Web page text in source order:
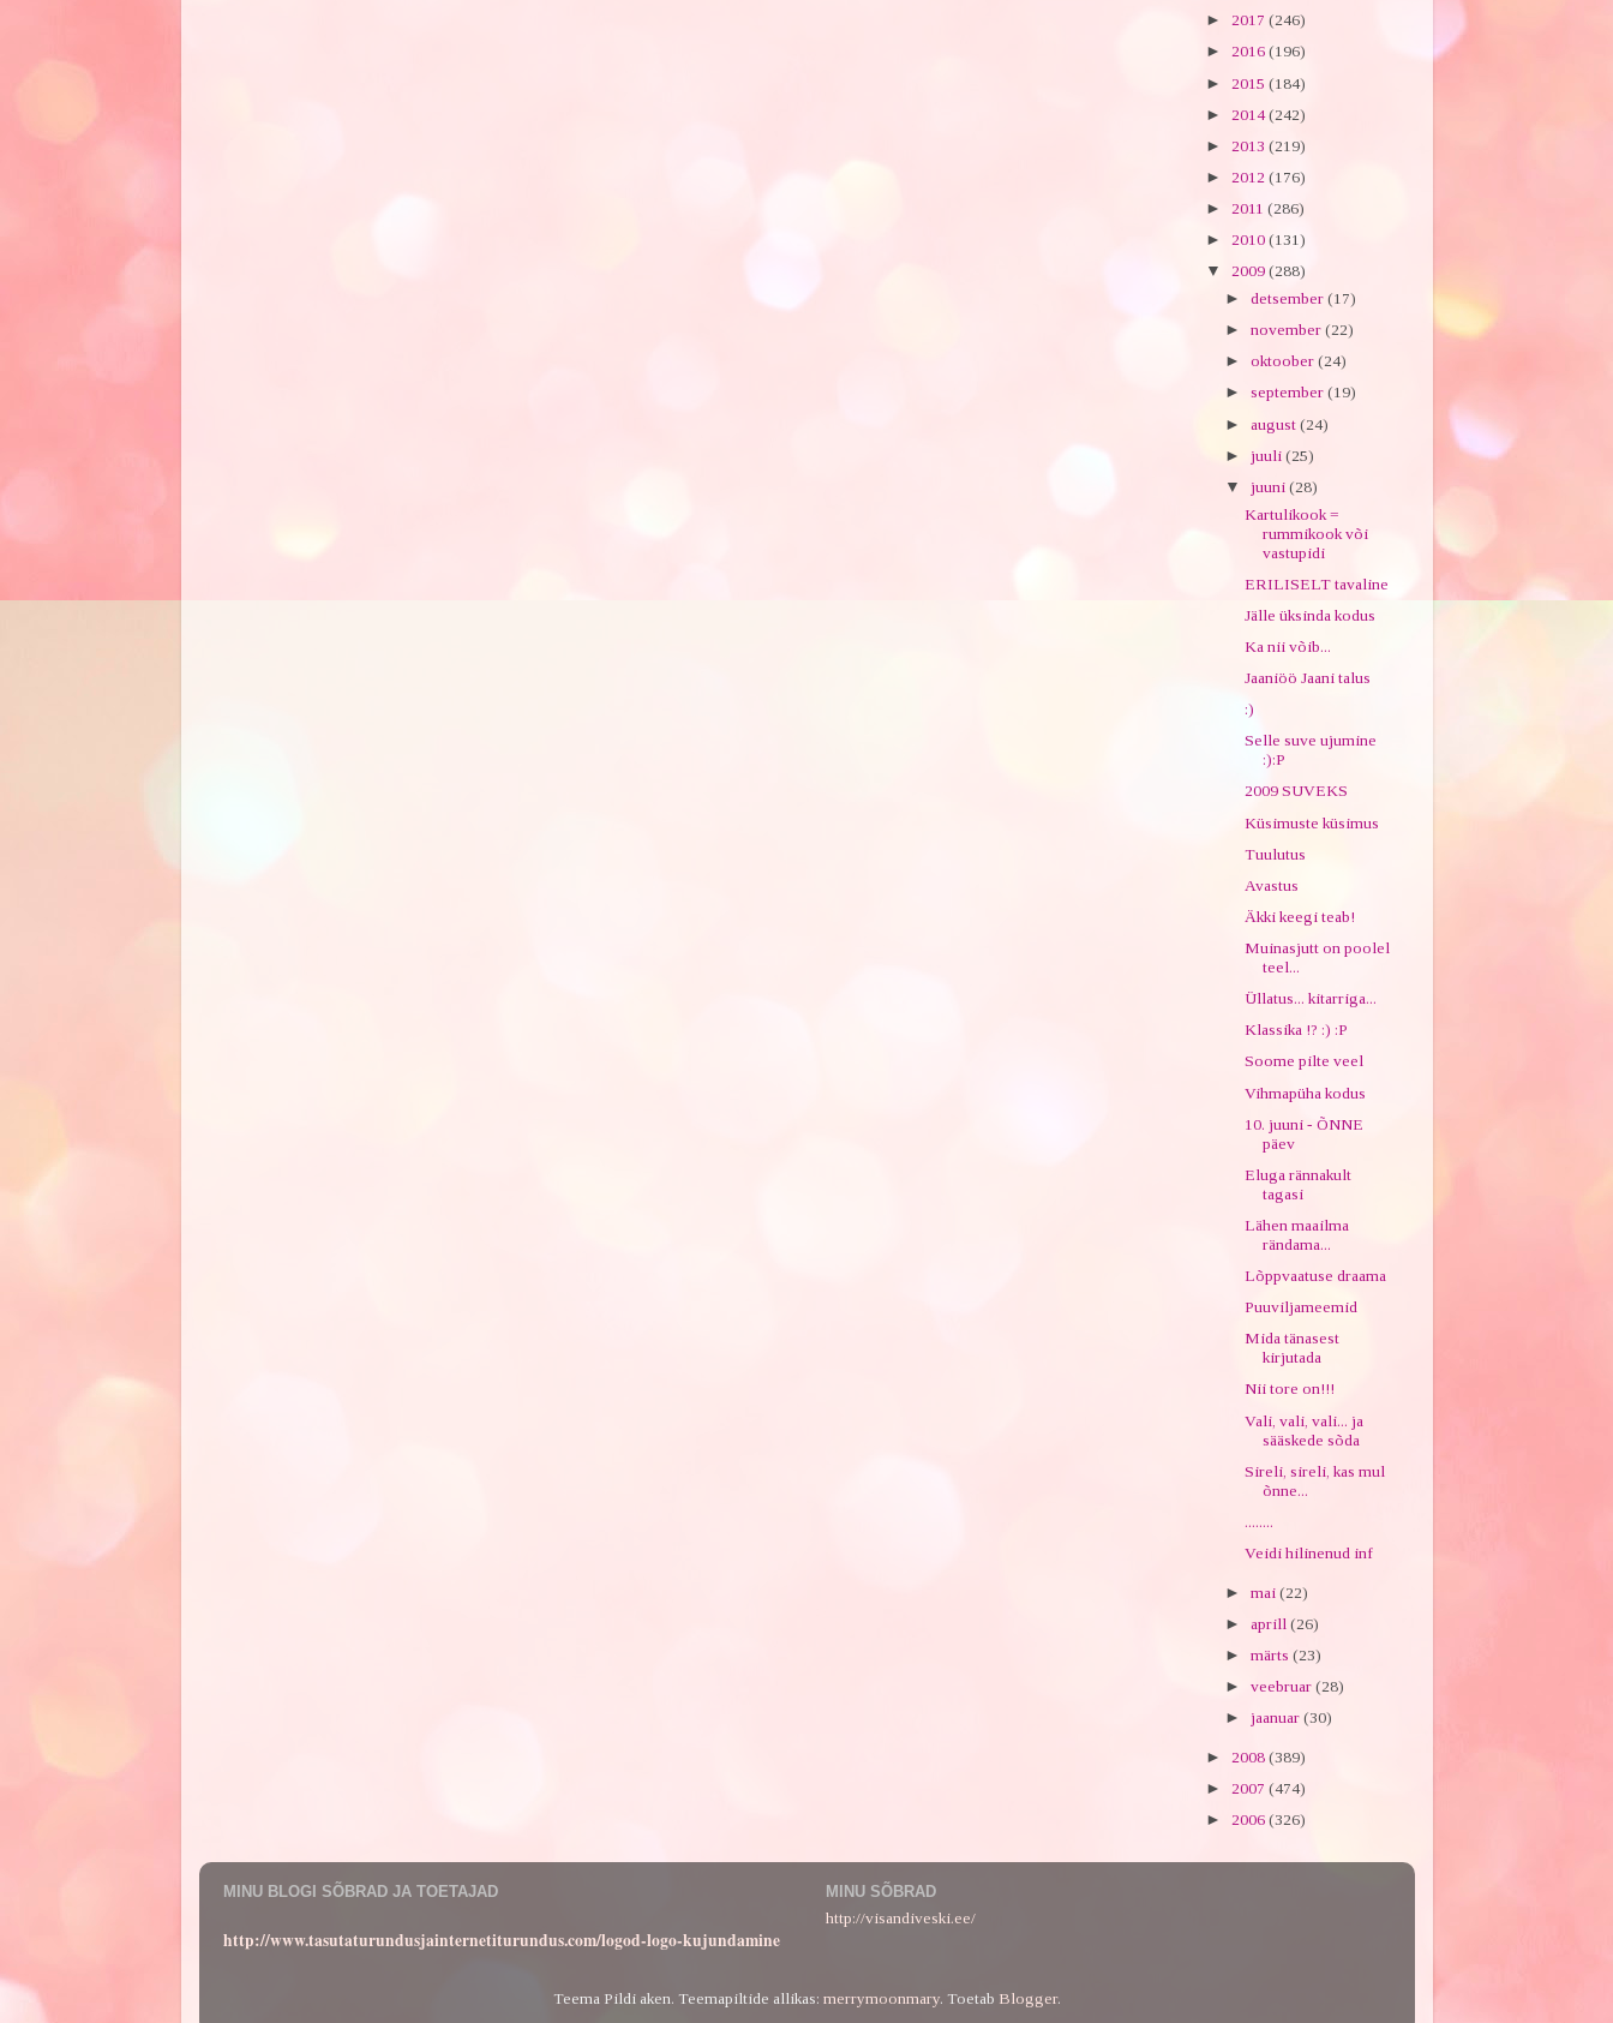
► 2017 (246)
► 2016 (196)
► 2015 (184)
► 2014(242)
► 2013 (219)
► 2012 (176)
► 2011 (286)
► 2010 (131)
▼ 2009 (288)
► detsember (17)
► november (22)
► oktoober (24)
► september (19)
► august (24)
► juuli (25)
▼ juuni (28)
Kartulikook =
rummikook või
vastupidi
ERILISELT tavaline
Jälle üksinda kodus
Ka nii võib...
Jaaniöö Jaani talus
:)
Selle suve ujumine
:):P
2009 SUVEKS
Küsimuste küsimus
Tuulutus
Avastus
Äkki keegi teab!
Muinasjutt on poolel
teel...
Üllatus... kitarriga...
Klassika !? :) :P
Soome pilte veel
Vihmapüha kodus
10. juuni - ÕNNE
päev
Eluga rännakult
tagasi
Lähen maailma
rändama...
Lõppvaatuse draama
Puuviljameemid
Mida tänasest
kirjutada
Nii tore on!!!
Vali, vali, vali... ja
sääskede sõda
Sireli, sireli, kas mul
õnne...
........
Veidi hilinenud inf
► mai (22)
► aprill (26)
► märts (23)
► veebruar (28)
► jaanuar (30)
► 2008 (389)
► 2007 (474)
► 2006 (326)
MINU BLOGI SÕBRAD JA TOETAJAD
http://www.tasutaturundusjainternetiturundus.com/logod-logo-kujundamine
MINU SÕBRAD
http://visandiveski.ee/
Teema Pildi aken. Teemapiltide allikas: merrymoonmary. Toetab Blogger.